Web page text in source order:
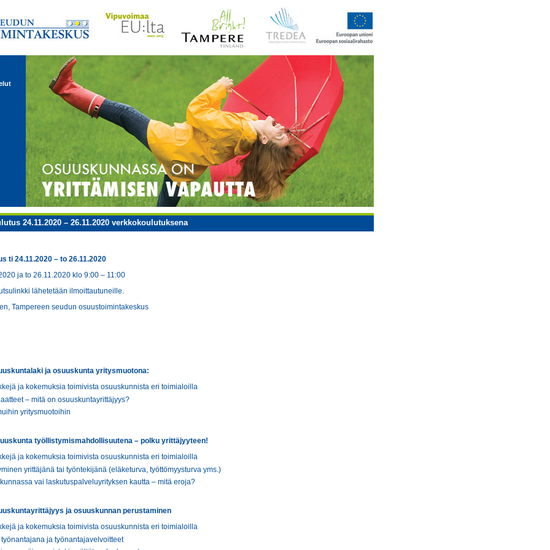
24.11.2020 – 26.11.2020 verkkokoulutuksena
ti 24.11.2020 – to 26.11.2020
ja to 26.11.2020 klo 9:00 – 11:00
lähetetään ilmoittautuneille.
Tampereen seudun osuustoimintakeskus
ja osuuskunta yritysmuotona:
ja kokemuksia toimivista osuuskunnista eri toimialoilla
– mitä on osuuskuntayrittäjyys?
yritysmuotoihin
työllistymismahdollisuutena – polku yrittäjyyteen!
ja kokemuksia toimivista osuuskunnista eri toimialoilla
yrittäjänä tai työntekijänä (eläketurva, työttömyysturva yms.)
vai laskutuspalveluyrityksen kautta – mitä eroja?
ja osuuskunnan perustaminen
ja kokemuksia toimivista osuuskunnista eri toimialoilla
ja työnantajavelvoitteet